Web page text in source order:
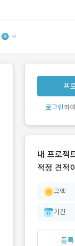
유사사례
‘이런
개발 회
프
로그인하
내 프로젝
적정 견적
금액
기간
등